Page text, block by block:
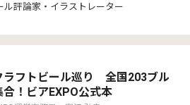
ル評論家・イラストレーター
ラフトビール巡り 全国203ブル
合！ビアEXPO公式本